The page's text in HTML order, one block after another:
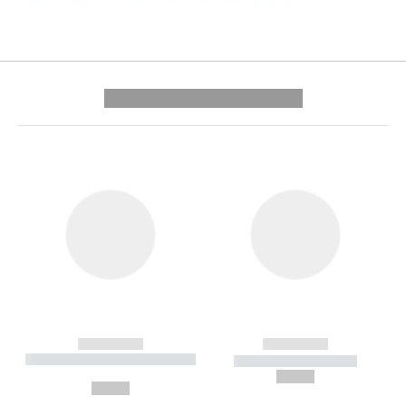
------------
----------- ----------- --------
------------
----------- -----------